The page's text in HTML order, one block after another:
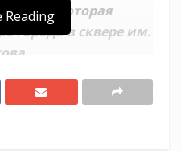
которая
города в сквере им.
Reading